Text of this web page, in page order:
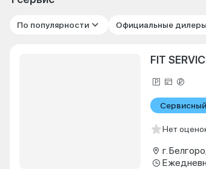
По популярности Официальные дилеры
FIT
Нет
г.